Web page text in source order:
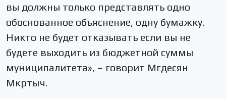
вы должны только представлять одно
обоснованное объяснение, одну бумажку.
Никто не будет отказывать если вы не
будете выходить из бюджетной суммы
муниципалитета», – говорит Мгдесян
Мкртыч.